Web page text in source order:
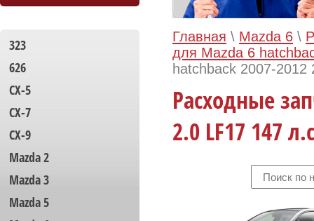
323
626
CX-5
CX-7
CX-9
Mazda 2
Mazda 3
Mazda 5
Главная \ Mazda 6 \
для Mazda 6
hatchback 2007-
Расходные
2.0 LF17 147